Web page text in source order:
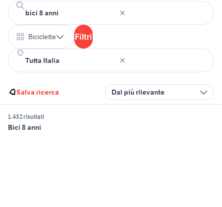
Biciclette Filtri
Salva ricerca Dal più rilevante
1.432 risultati
Bici 8 anni